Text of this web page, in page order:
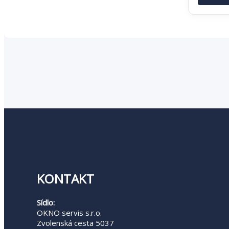
bola:
KONTAKT
Sídlo:
OKNO servis s.r.o.
Zvolenská cesta 5037